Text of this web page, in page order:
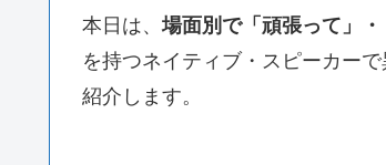
本日は、場面別で「頑張って」
を持つネイティブ・スピーカー
紹介します。